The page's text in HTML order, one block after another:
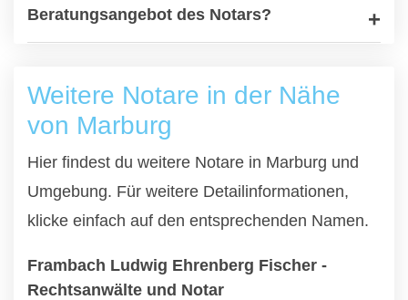
Beratungsangebot des Notars?
Weitere Notare in der Nähe
von Marburg
Hier findest du weitere Notare in Marburg und
Umgebung. Für weitere Detailinformationen,
klicke einfach auf den entsprechenden Namen.
Frambach Ludwig Ehrenberg Fischer -
Rechtsanwälte und Notar